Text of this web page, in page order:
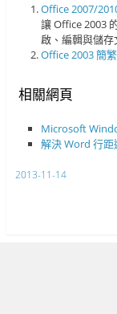
Office 2007/
讓 Office 2003
啟、編輯與儲存
Office 2003 簡
相關網頁
Microsoft
解決 Word 行
2013-11-14